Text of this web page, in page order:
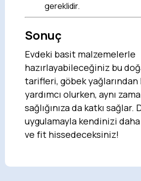
gereklidir.
Sonuç
Evdeki basit malzemelerle
hazırlayabileceğiniz bu
tarifleri, göbek yağlarından
yardımcı olurken, aynı
sağlığınıza da katkı sağlar.
uygulamayla kendinizi
ve fit hissedeceksiniz!